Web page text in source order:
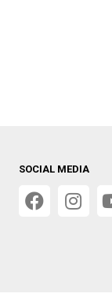
SOCIAL MEDIA